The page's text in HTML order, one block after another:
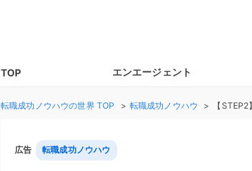
TOP エンエージェント
転職成功ノウハウの世界TOP 転職成功ノウハウ 【
広告 転職成功ノウハウ